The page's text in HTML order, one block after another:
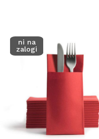
ni na
zalogi